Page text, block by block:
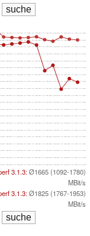
3.1.3:Ø1665 (1092-1780)
MBit/s
3.1.3:Ø1825 (1767-1953)
MBit/s